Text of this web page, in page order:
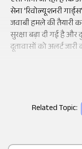
सेना 'रिवोल्यूशनरी
जवाबी हमले की तैयारी
सुरक्षा बढ़ा दी गई है
दूतावासों को अलर्ट जारी
Related Topic: